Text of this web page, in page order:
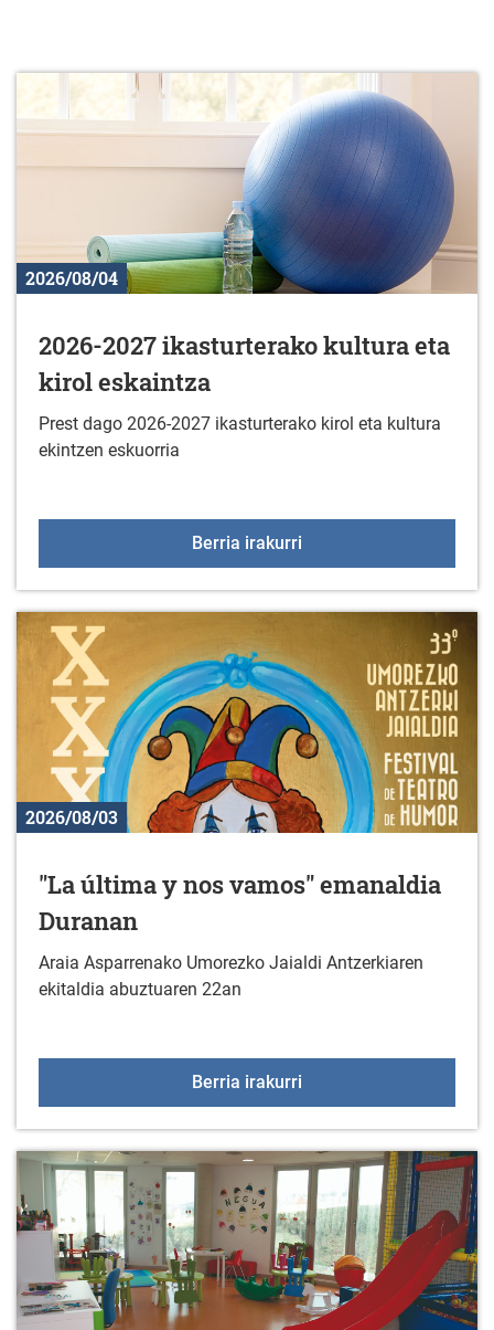
2026/08/04
2026-2027 ikasturterako kultura eta
kirol eskaintza
Prest dago 2026-2027 ikasturterako kirol eta kultura
ekintzen eskuorria
Berria irakurri
2026/08/03
"La última y nos vamos" emanaldia
Duranan
Araia Asparrenako Umorezko Jaialdi Antzerkiaren
ekitaldia abuztuaren 22an
Berria irakurri